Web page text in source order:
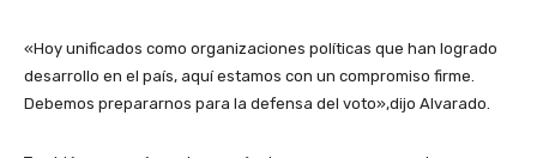
«Hoy unificados como organizaciones políticas que han logrado
desarrollo en el país, aquí estamos con un compromiso firme.
Debemos prepararnos para la defensa del voto»,dijo Alvarado.